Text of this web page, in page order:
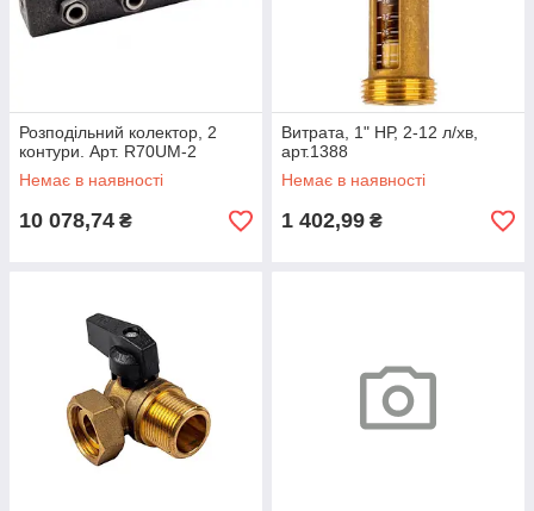
Розподільний колектор, 2
контури. Арт. R70UM-2
Немає в наявності
10 078,74 ₴
Витрата, 1" НР, 2-12 л/хв,
арт.1388
Немає в наявності
1 402,99 ₴